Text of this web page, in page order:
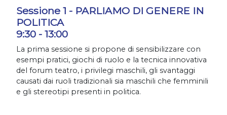
Sessione 1 - PARLIAMO DI GENERE IN
POLITICA
9:30 - 13:00
La prima sessione si propone di sensibilizzare con
esempi pratici, giochi di ruolo e la tecnica innovativa
del forum teatro, i privilegi maschili, gli svantaggi
causati dai ruoli tradizionali sia maschili che femminili
e gli stereotipi presenti in politica.